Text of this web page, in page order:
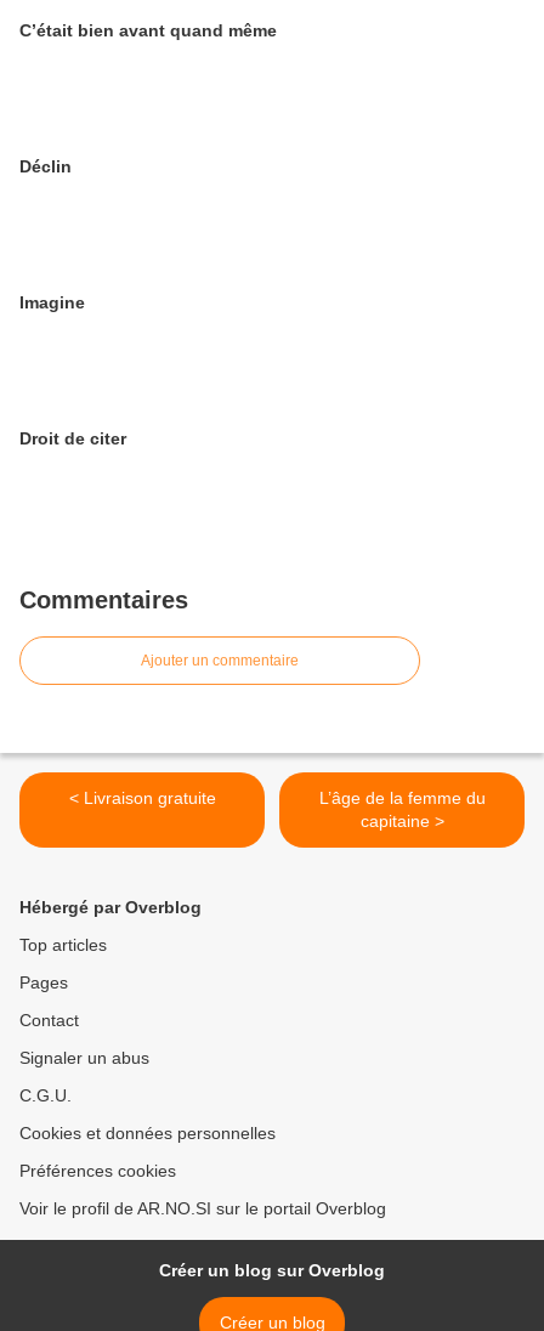
C’était bien avant quand même
Déclin
Imagine
Droit de citer
Commentaires
Ajouter un commentaire
< Livraison gratuite
L’âge de la femme du
capitaine >
Hébergé par Overblog
Top articles
Pages
Contact
Signaler un abus
C.G.U.
Cookies et données personnelles
Préférences cookies
Voir le profil de AR.NO.SI sur le portail Overblog
Créer un blog sur Overblog
Créer un blog